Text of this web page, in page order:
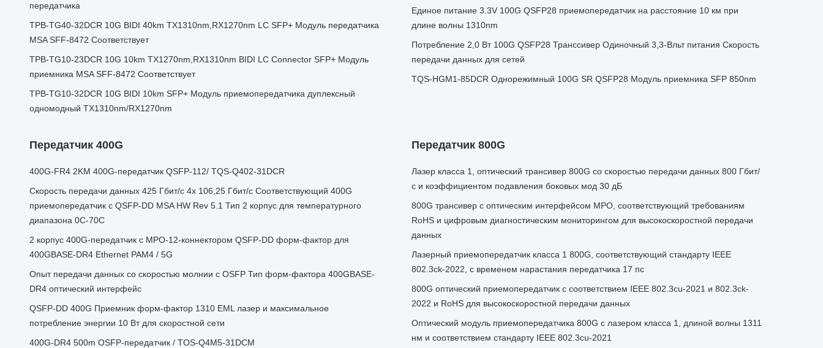
передатчика
TPB-TG40-32DCR 10G BIDI 40km TX1310nm,RX1270nm LC SFP+ Модуль передатчика
MSA SFF-8472 Соответствует
TPB-TG10-23DCR 10G 10km TX1270nm,RX1310nm BIDI LC Connector SFP+ Модуль
приемника MSA SFF-8472 Соответствует
TPB-TG10-32DCR 10G BIDI 10km SFP+ Модуль приемопередатчика дуплексный
одномодный TX1310nm/RX1270nm
Единое питание 3.3V 100G QSFP28 приемопередатчик на расстояние 10 км при
длине волны 1310nm
Потребление 2,0 Вт 100G QSFP28 Транссивер Одиночный 3,3-Вльт питания Скорость
передачи данных для сетей
TQS-HGM1-85DCR Однорежимный 100G SR QSFP28 Модуль приемника SFP 850nm
Передатчик 400G
400G-FR4 2KM 400G-передатчик QSFP-112/ TQS-Q402-31DCR
Скорость передачи данных 425 Гбит/с 4x 106,25 Гбит/с Соответствующий 400G
приемопередатчик с QSFP-DD MSA HW Rev 5.1 Тип 2 корпус для температурного
диапазона 0C-70C
2 корпус 400G-передатчик с MPO-12-коннектором QSFP-DD форм-фактор для
400GBASE-DR4 Ethernet PAM4 / 5G
Опыт передачи данных со скоростью молнии с OSFP Тип форм-фактора 400GBASE-
DR4 оптический интерфейс
QSFP-DD 400G Приемник форм-фактор 1310 EML лазер и максимальное
потребление энергии 10 Вт для скоростной сети
400G-DR4 500m OSFP-передатчик / TOS-Q4M5-31DCM
Передатчик 800G
Лазер класса 1, оптический трансивер 800G со скоростью передачи данных 800 Гбит/
с и коэффициентом подавления боковых мод 30 дБ
800G трансивер с оптическим интерфейсом MPO, соответствующий требованиям
RoHS и цифровым диагностическим мониторингом для высокоскоростной передачи
данных
Лазерный приемопередатчик класса 1 800G, соответствующий стандарту IEEE
802.3ck-2022, с временем нарастания передатчика 17 пс
800G оптический приемопередатчик с соответствием IEEE 802.3cu-2021 и 802.3ck-
2022 и RoHS для высокоскоростной передачи данных
Оптический модуль приемопередатчика 800G с лазером класса 1, длиной волны 1311
нм и соответствием стандарту IEEE 802.3cu-2021